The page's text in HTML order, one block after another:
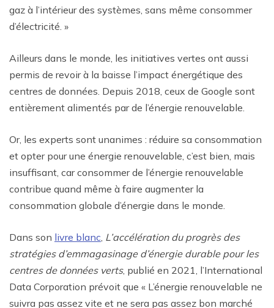
gaz à l’intérieur des systèmes, sans même consommer
d’électricité. »
Ailleurs dans le monde, les initiatives vertes ont aussi
permis de revoir à la baisse l’impact énergétique des
centres de données. Depuis 2018, ceux de Google sont
entièrement alimentés par de l’énergie renouvelable.
Or, les experts sont unanimes : réduire sa consommation
et opter pour une énergie renouvelable, c’est bien, mais
insuffisant, car consommer de l’énergie renouvelable
contribue quand même à faire augmenter la
consommation globale d’énergie dans le monde.
Dans son livre blanc L’accélération du progrès des
stratégies d’emmagasinage d’énergie durable pour les
centres de données verts, publié en 2021, l’International
Data Corporation prévoit que « L’énergie renouvelable ne
suivra pas assez vite et ne sera pas assez bon marché